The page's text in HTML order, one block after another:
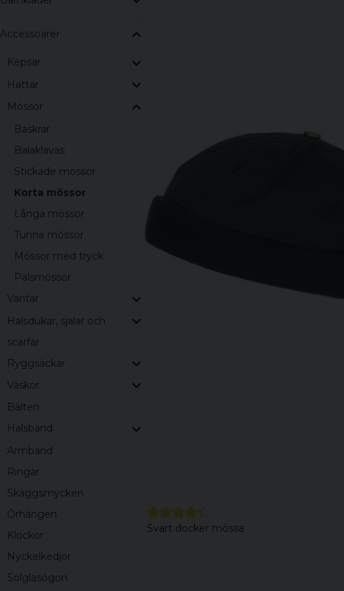
Accessoarer
Kepsar
Hattar
Mössor
Baskrar
Balaklavas
Stickade mössor
Korta mössor
Långa mössor
Tunna mössor
Mössor med tryck
Pälsmössor
Vantar
Halsdukar, sjalar och
scarfar
Ryggsäckar
Väskor
Bälten
Halsband
Armband
Ringar
Skäggsmycken
Örhängen
Klockor
Nyckelkedjor
Solglasögon
Svart docker mössa